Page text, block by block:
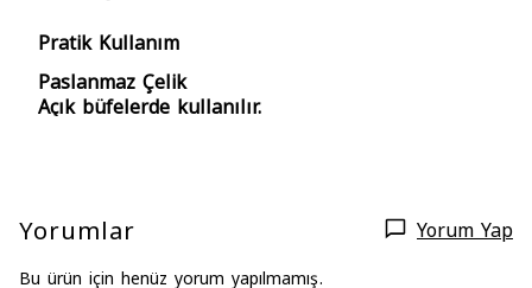
Pratik Kullanım
Paslanmaz Çelik
Açık büfelerde kullanılır.
Yorumlar Yorum Yap
Bu ürün için henüz yorum yapılmamış.